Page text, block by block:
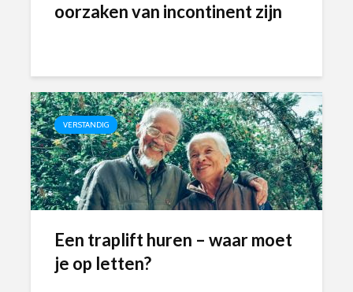
oorzaken van incontinent zijn
VERSTANDIG
Een traplift huren – waar moet
je op letten?